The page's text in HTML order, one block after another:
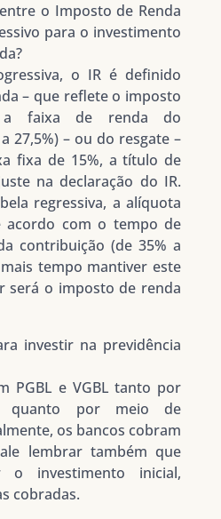
o Imposto de Renda
para o investimento
o IR é definido
– que reflete o imposto
faixa de renda do
27,5%) – ou do resgate –
fixa de 15%, a título de
na declaração do IR.
regressiva, a alíquota
acordo com o tempo de
contribuição (de 35% a
tempo mantiver este
será o imposto de renda
investir na previdência
PGBL e VGBL tanto por
quanto por meio de
os bancos cobram
lembrar também que
investimento inicial,
cobradas.